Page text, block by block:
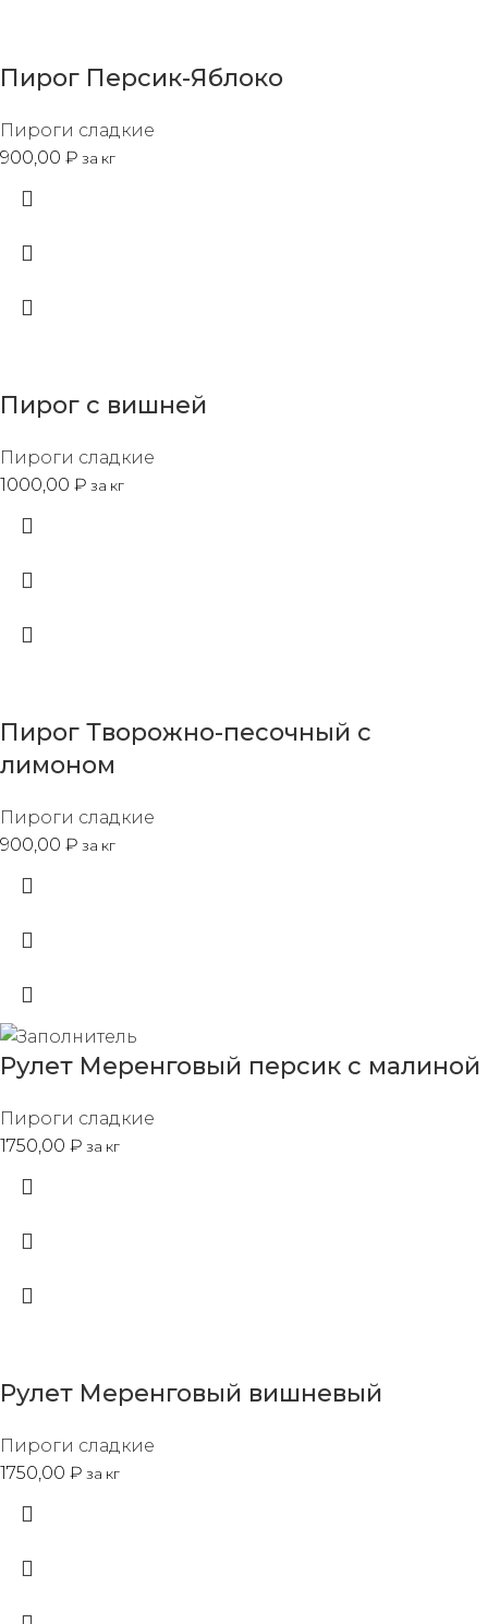
Пирог Персик-Яблоко
Пироги сладкие
900,00 ₽ за кг
Пирог с вишней
Пироги сладкие
1000,00 ₽ за кг
Пирог Творожно-песочный с
лимоном
Пироги сладкие
900,00 ₽ за кг
Рулет Меренговый персик с малиной
Пироги сладкие
1750,00 ₽ за кг
Рулет Меренговый вишневый
Пироги сладкие
1750,00 ₽ за кг